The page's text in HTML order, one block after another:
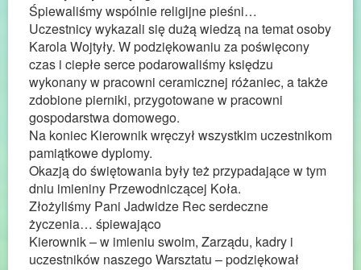
Śpiewaliśmy wspólnie religijne pieśni…
Uczestnicy wykazali się dużą wiedzą na temat osoby
Karola Wojtyły. W podziękowaniu za poświęcony
czas i ciepłe serce podarowaliśmy księdzu
wykonany w pracowni ceramicznej różaniec, a także
zdobione pierniki, przygotowane w pracowni
gospodarstwa domowego.
Na koniec Kierownik wręczył wszystkim uczestnikom
pamiątkowe dyplomy.
Okazją do świętowania były też przypadające w tym
dniu imieniny Przewodniczącej Koła.
Złożyliśmy Pani Jadwidze Rec serdeczne
życzenia… śpiewająco
Kierownik – w imieniu swoim, Zarządu, kadry i
uczestników naszego Warsztatu – podziękował